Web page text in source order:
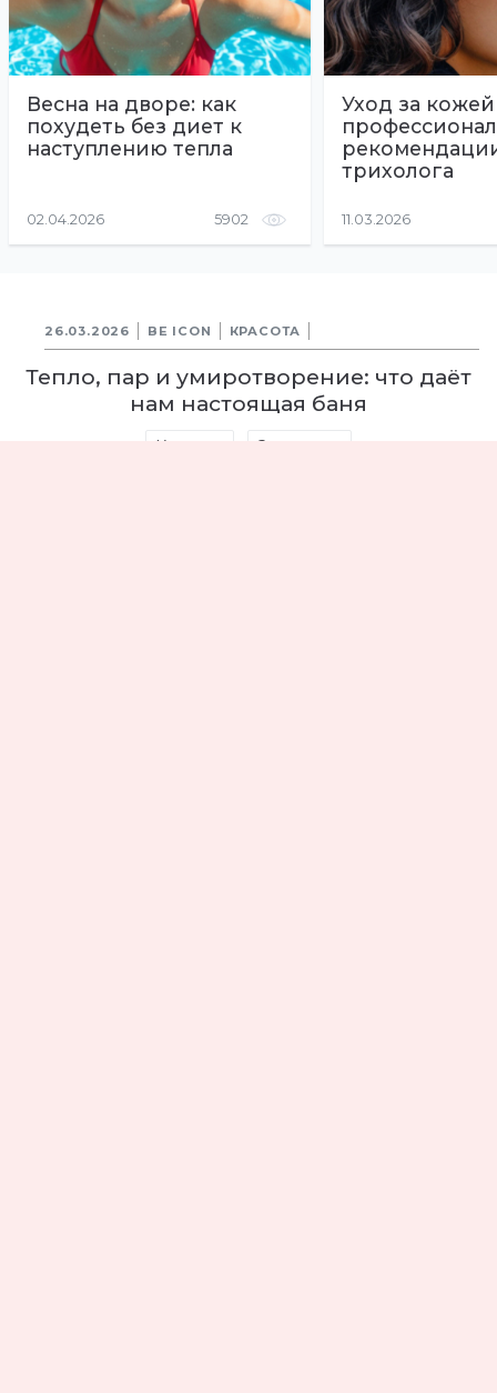
Весна на дворе: как
похудеть без диет к
наступлению тепла
02.04.2026 5902
Уход за
трихолога
11.03.2026
26.03.2026 BE ICON КРАСОТА
Тепло, пар и умиротворение: что даёт
нам настоящая баня
Красота Здоровье